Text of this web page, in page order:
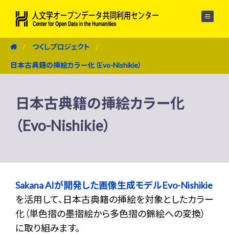
つくしプロジェクト
日本古典籍の挿絵カラー化（Evo-Nishikie）
日本古典籍の挿絵カラー化
（Evo-Nishikie）
Sakana AIが開発した画像生成モデルEvo-Nishikie
を活用して、日本古典籍の挿絵を対象としたカラー
化（単色摺の墨摺絵から多色摺の錦絵への変換）
に取り組みます。